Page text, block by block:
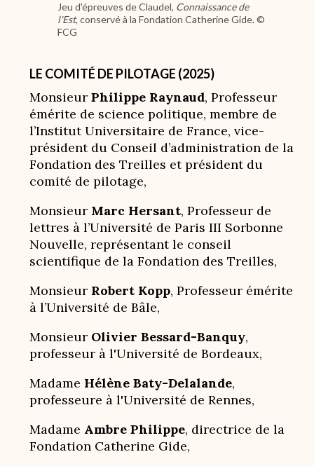
Jeu d'épreuves de Claudel, Connaissance de
l'Est, conservé à la Fondation Catherine Gide. ©
FCG
LE COMITÉ DE PILOTAGE (2025)
Monsieur Philippe Raynaud, Professeur
émérite de science politique, membre de
l’Institut Universitaire de France, vice-
président du Conseil d’administration de la
Fondation des Treilles et président du
comité de pilotage,
Monsieur Marc Hersant, Professeur de
lettres à l’Université de Paris III Sorbonne
Nouvelle, représentant le conseil
scientifique de la Fondation des Treilles,
Monsieur Robert Kopp, Professeur émérite
à l’Université de Bâle,
Monsieur Olivier Bessard-Banquy,
professeur à l'Université de Bordeaux,
Madame Hélène Baty-Delalande,
professeure à l'Université de Rennes,
Madame Ambre Philippe, directrice de la
Fondation Catherine Gide,